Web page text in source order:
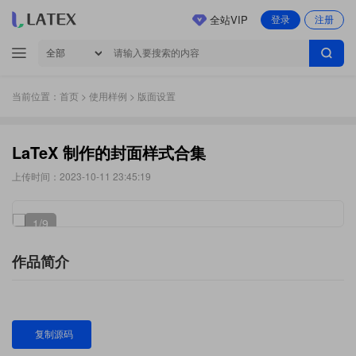
登录 注册
全站VIP
当前位置： 首页 > 使用样例 > 版面设置
LaTeX 制作的封面样式合集
上传时间：2023-10-11 23:45:19
1/9
作品简介
复制源码